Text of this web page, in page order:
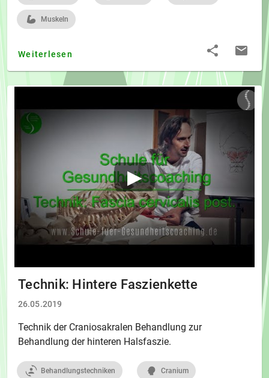
Muskeln
Weiterlesen
Technik: Hintere Faszienkette
26.05.2019
Technik der Craniosakralen Behandlung zur
Behandlung der hinteren Halsfaszie.
Behandlungstechniken Cranium